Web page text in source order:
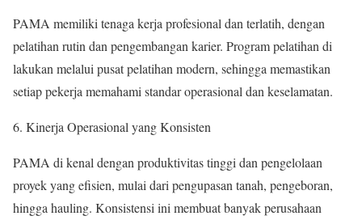
PAMA memiliki tenaga kerja profesional dan terlatih, dengan
pelatihan rutin dan pengembangan karier. Program pelatihan di
lakukan melalui pusat pelatihan modern, sehingga memastikan
setiap pekerja memahami standar operasional dan keselamatan.
Kinerja Operasional yang Konsisten
PAMA di kenal dengan produktivitas tinggi dan pengelolaan
proyek yang efisien, mulai dari pengupasan tanah, pengeboran,
hingga hauling. Konsistensi ini membuat banyak perusahaan